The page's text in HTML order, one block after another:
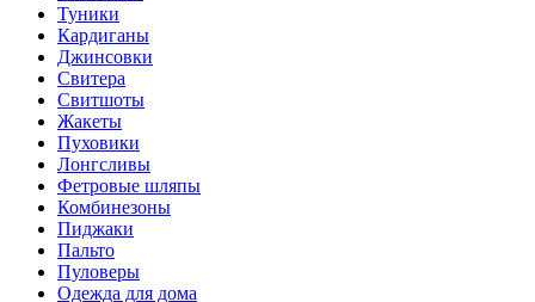
Туники
Кардиганы
Джинсовки
Свитера
Свитшоты
Жакеты
Пуховики
Лонгсливы
Фетровые шляпы
Комбинезоны
Пиджаки
Пальто
Пуловеры
Одежда для дома